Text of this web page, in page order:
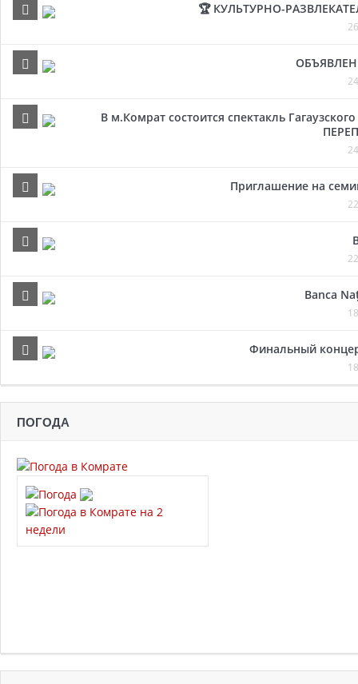
🏆 КУЛЬТУРНО-
В м.Комрат состоится спектакль
Приглашение на
Banca
Финальный
ПОГОДА